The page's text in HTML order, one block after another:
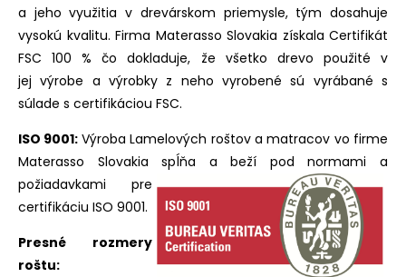
a jeho využitia v drevárskom priemysle, tým dosahuje
vysokú kvalitu. Firma Materasso Slovakia získala Certifikát
FSC 100 % čo dokladuje, že všetko drevo použité v
jej výrobe a výrobky z neho vyrobené sú vyrábané s
súlade s certifikáciou FSC.
ISO 9001: Výroba Lamelových roštov a matracov vo firme
Materasso Slovakia spĺňa a beží pod normami a
požiadavkami pre
certifikáciu ISO 9001.
Presné rozmery
roštu: